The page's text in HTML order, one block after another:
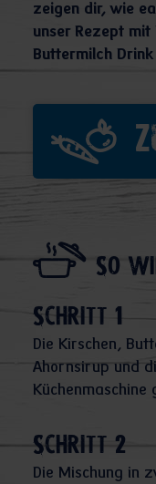
zeigen dir, wie
unser Rezept mit
Buttermilch
So
Schritt 1
Die Kirschen,
Ahornsirup und
Schritt 2
Die Mischung in